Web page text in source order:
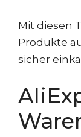
Mit diesen
Produkte
sicher